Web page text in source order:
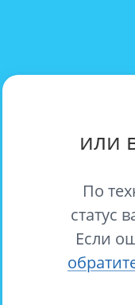
или
По
статус
Если